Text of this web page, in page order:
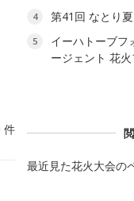
件
4 第41回 なとり
5
イーハトーブフ
ージェント 花
最近見た花火大会の